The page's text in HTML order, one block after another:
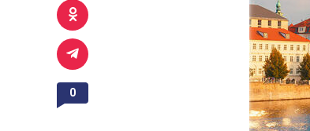
0